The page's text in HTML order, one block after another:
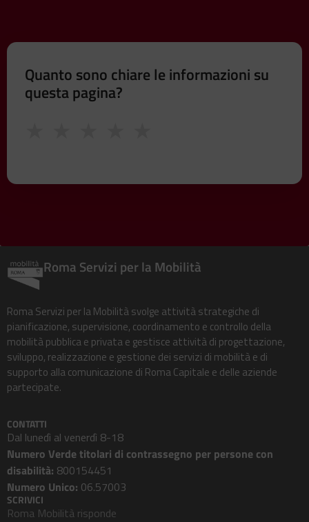
Quanto sono chiare le informazioni su
questa pagina?
Roma Servizi per la Mobilità
Roma Servizi per la Mobilità svolge attività strategiche di
pianificazione, supervisione, coordinamento e controllo della
mobilità pubblica e privata e gestisce attività di progettazione,
sviluppo, realizzazione e gestione dei servizi di mobilità e di
supporto alla comunicazione di Roma Capitale e delle aziende
partecipate.
CONTATTI
Dal lunedì al venerdì 8-18
Numero Verde titolari di contrassegno per persone con
disabilità: 800154451
Numero Unico: 06.57003
SCRIVICI
Roma Mobilità risponde